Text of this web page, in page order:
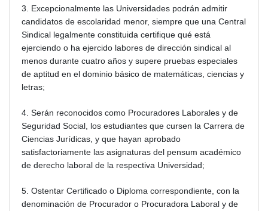
3. Excepcionalmente las Universidades podrán admitir
candidatos de escolaridad menor, siempre que una Central
Sindical legalmente constituida certifique qué está
ejerciendo o ha ejercido labores de dirección sindical al
menos durante cuatro años y supere pruebas especiales
de aptitud en el dominio básico de matemáticas, ciencias y
letras;
4. Serán reconocidos como Procuradores Laborales y de
Seguridad Social, los estudiantes que cursen la Carrera de
Ciencias Jurídicas, y que hayan aprobado
satisfactoriamente las asignaturas del pensum académico
de derecho laboral de la respectiva Universidad;
5. Ostentar Certificado o Diploma correspondiente, con la
denominación de Procurador o Procuradora Laboral y de